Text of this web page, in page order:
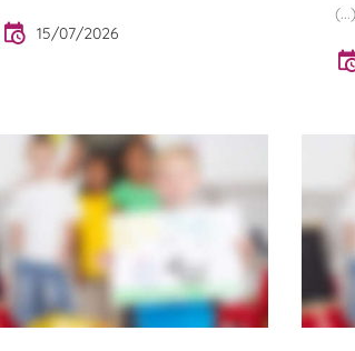
15/07/2026
(...)